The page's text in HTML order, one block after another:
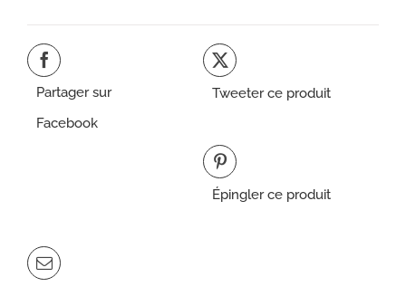
Partager sur
Facebook
Tweeter ce produit
Épingler ce produit